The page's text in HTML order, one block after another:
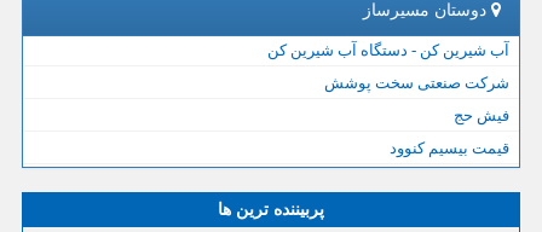
دوستان مسیرساز
آب شیرین کن - دستگاه آب شیرین کن
شرکت صنعتی سخت پوشش
فیش حج
قیمت بیسیم کنوود
پربیننده ترین ها